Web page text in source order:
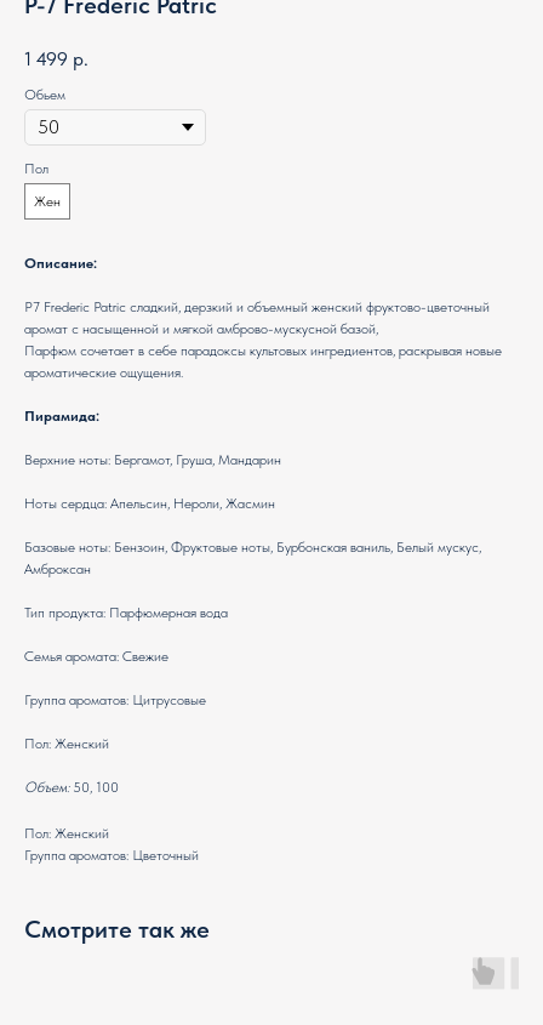
1 499 р.
Обьем
Пол
Жен
Описание:
P7 Frederic Patric сладкий, дерзкий и объемный женский фруктово-цветочный
аромат с насыщенной и мягкой амброво-мускусной базой,
Парфюм сочетает в себе парадоксы культовых ингредиентов, раскрывая новые
ароматические ощущения.
Пирамида:
Верхние ноты: Бергамот, Груша, Мандарин
Ноты сердца: Апельсин, Нероли, Жасмин
Базовые ноты: Бензоин, Фруктовые ноты, Бурбонская ваниль, Белый мускус,
Амброксан
Тип продукта: Парфюмерная вода
Семья аромата: Свежие
Группа ароматов: Цитрусовые
Пол: Женский
Объем:50, 100
Пол: Женский
Группа ароматов: Цветочный
Смотрите так же